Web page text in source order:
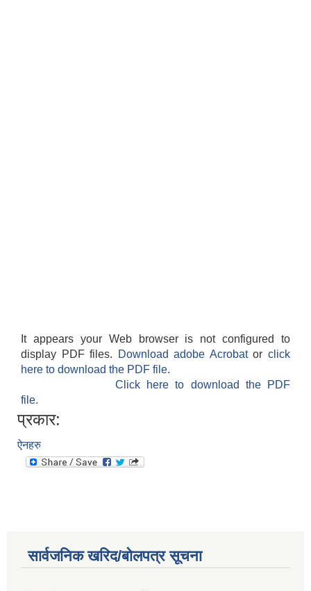
It appears your Web browser is not configured to
display PDF files.
Download adobe Acrobatorclick
here to download the PDF file.
Click here to download the PDF
file.
प्रकार:
ऐनहरु
सार्वजनिक खरिद/बोलपत्र सूचना